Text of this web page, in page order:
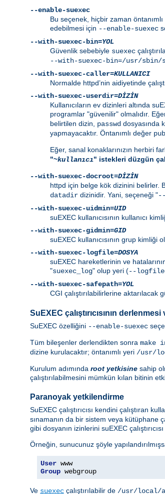
--enable-suexec
Bu seçenek, hiçbir zaman
edebilmesi için --enable-suexec
--with-suexec-bin=YOL
Güvenlik sebebiyle suexec
--with-suexec-bin=/usr/sbin/
--with-suexec-caller=KULLANICI
Normalde httpd’nin aidiyetinde
--with-suexec-userdir=DİZİN
Kullanıcıların ev dizinleri altında
programlar "güvenilir" olmalıdır.
belirtilen dizin, passwd dosyasında
yapmayacaktır. Öntanımlı değer
Eğer, sanal konaklarınızın herbiri
"~kullanıcı" istekleri düzgün
--with-suexec-docroot=DİZİN
httpd için belge kök dizinini belirler.
datadir dizinidir. Yani, seçeneği "
--with-suexec-uidmin=UID
suEXEC kullanıcısının kullanıcı
--with-suexec-gidmin=GID
suEXEC kullanıcısının grup
--with-suexec-logfile=DOSYA
suEXEC hareketlerinin ve
"suexec_log" olup yeri (--
--with-suexec-safepath=YOL
CGI çalıştırılabilirlerine aktarılacak
SuEXEC çalıştırıcısının
SuEXEC özelliğini --enable-suexec
Tüm bileşenler derlendikten sonra make
dizine kurulacaktır; öntanımlı yeri /usr/
Kurulum adımında root yetkisine sahip
çalıştırılabilmesini mümkün kılan bitinin
Paranoyak yetkilendirme
SuEXEC çalıştırıcısı kendini çalıştıran
sınamanın da bir sistem veya kütüphane
gibi dosyanın izinlerini suEXEC
Örneğin, sunucunuz şöyle
User
Group webgroup
Ve suexec çalıştırılabilir de /usr/local/